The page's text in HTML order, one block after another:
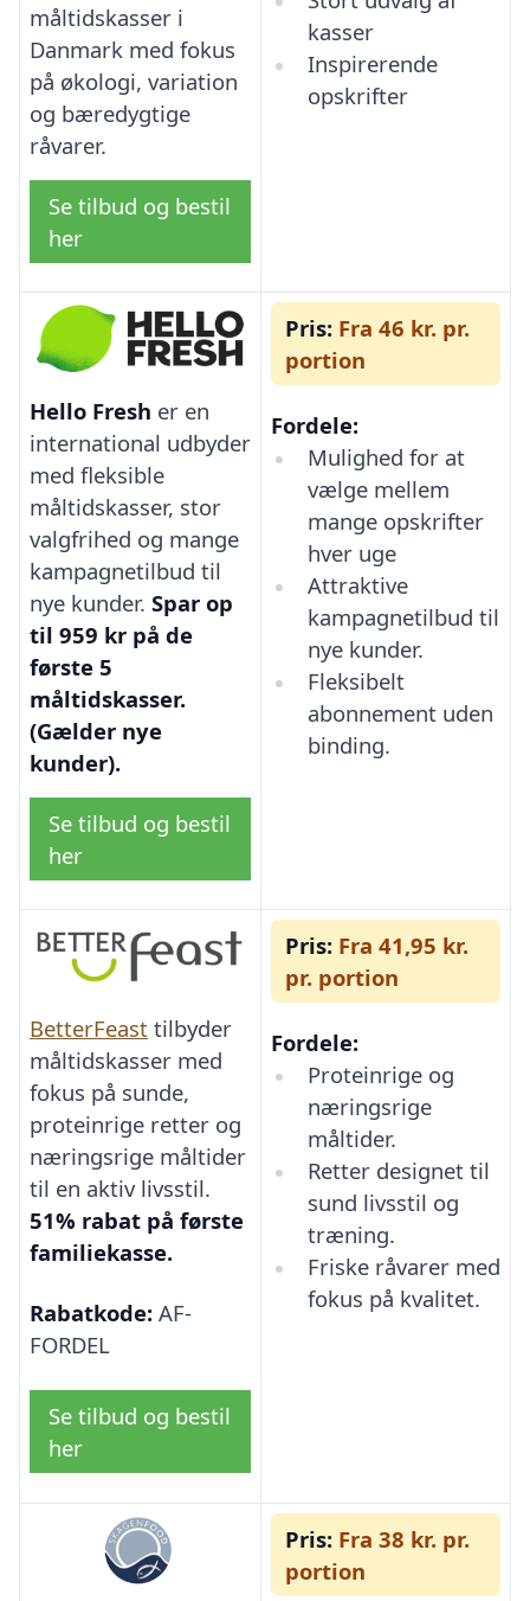
måltidskasser i
Danmark med fokus
på økologi, variation
og bæredygtige
råvarer.
Se tilbud og bestil
her
kasser
Inspirerende
opskrifter
Hello Fresh er en
international udbyder
med fleksible
måltidskasser, stor
valgfrihed og mange
kampagnetilbud til
nye kunder. Spar op
til 959 kr på de
første 5
måltidskasser.
(Gælder nye
kunder).
Se tilbud og bestil
her
Pris: Fra 46 kr. pr.
portion
Fordele:
Mulighed for at
vælge mellem
mange opskrifter
hver uge
Attraktive
kampagnetilbud til
nye kunder.
Fleksibelt
abonnement uden
binding.
BetterFeast tilbyder
måltidskasser med
fokus på sunde,
proteinrige retter og
næringsrige måltider
til en aktiv livsstil.
51% rabat på første
familiekasse.
Rabatkode: AF-
FORDEL
Se tilbud og bestil
her
Pris: Fra 41,95 kr.
pr. portion
Fordele:
Proteinrige og
næringsrige
måltider.
Retter designet til
sund livsstil og
træning.
Friske råvarer med
fokus på kvalitet.
Pris: Fra 38 kr. pr.
portion